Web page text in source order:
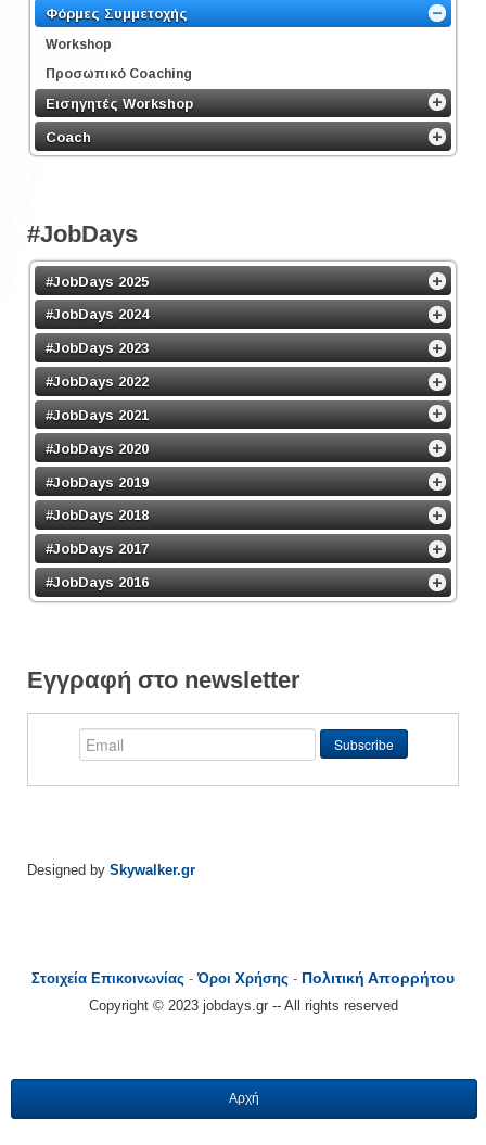
Φόρμες Συμμετοχής
Workshop
Προσωπικό Coaching
Εισηγητές Workshop
Coach
#JobDays
#JobDays 2025
#JobDays 2024
#JobDays 2023
#JobDays 2022
#JobDays 2021
#JobDays 2020
#JobDays 2019
#JobDays 2018
#JobDays 2017
#JobDays 2016
Εγγραφή στο newsletter
Designed by Skywalker.gr
Στοιχεία Επικοινωνίας -Όροι Χρήσης - Πολιτική Απορρήτου
Copyright © 2023 jobdays.gr -- All rights reserved
Αρχή